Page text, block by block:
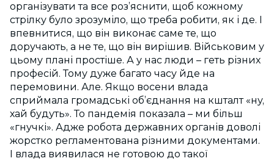
організувати та все роз’яснити, щоб кожному
стрілку було зрозуміло, що треба робити, як і де. І
впевнитися, що він виконає саме те, що
доручають, а не те, що він вирішив. Військовим у
цьому плані простіше. А у нас люди – геть різних
професій. Тому дуже багато часу йде на
перемовини. Але. Якщо восени влада
сприймала громадські об’єднання на кшталт «ну,
хай будуть». То пандемія показала – ми більш
«гнучкі». Адже робота державних органів доволі
жорстко регламентована різними документами.
І влада виявилася не готовою до такої